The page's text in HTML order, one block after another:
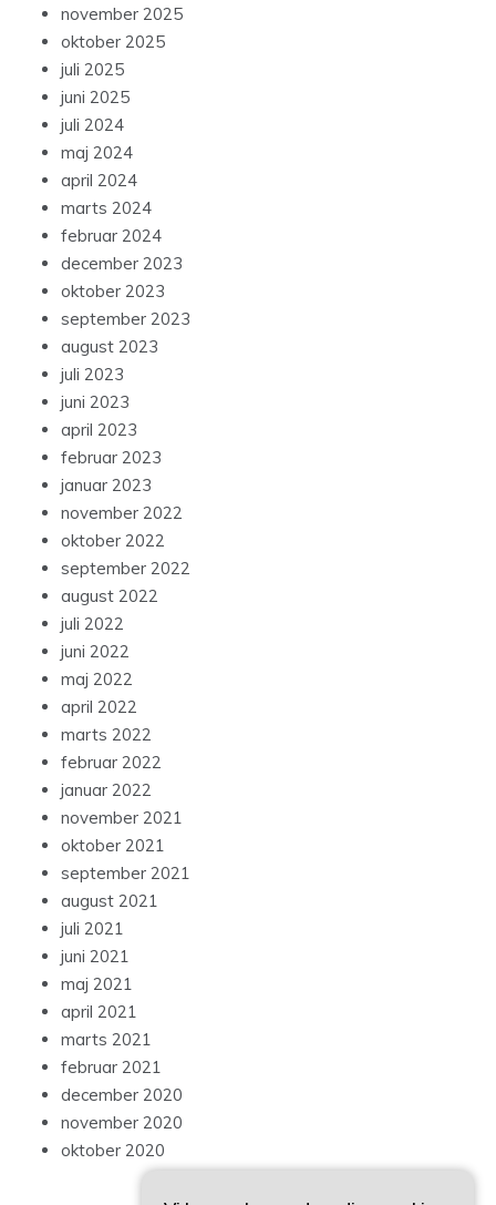
november 2025
oktober 2025
juli 2025
juni 2025
juli 2024
maj 2024
april 2024
marts 2024
februar 2024
december 2023
oktober 2023
september 2023
august 2023
juli 2023
juni 2023
april 2023
februar 2023
januar 2023
november 2022
oktober 2022
september 2022
august 2022
juli 2022
juni 2022
maj 2022
april 2022
marts 2022
februar 2022
januar 2022
november 2021
oktober 2021
september 2021
august 2021
juli 2021
juni 2021
maj 2021
april 2021
marts 2021
februar 2021
december 2020
november 2020
oktober 2020